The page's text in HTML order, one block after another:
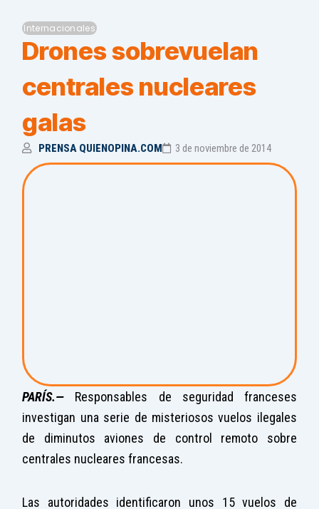
Internacionales
Drones sobrevuelan
centrales nucleares
galas
PRENSA QUIENOPINA.COM 3 de noviembre de 2014
PARÍS.—
Responsables de seguridad franceses
investigan una serie de misteriosos vuelos ilegales
de diminutos aviones de control remoto sobre
centrales nucleares francesas.
Las autoridades identificaron unos 15 vuelos de